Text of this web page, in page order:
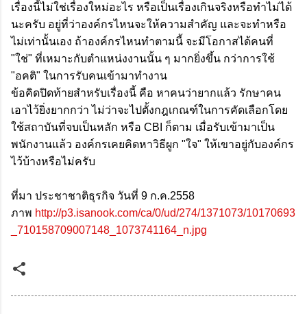
เรื่องนี้ไม่ใช่เรื่องใหม่อะไร หรือเป็นเรื่องเกินจริงหรือทำไม่ได้
นะครับ อยู่ที่ว่าองค์กรไหนจะให้ความสำคัญ และจะทำหรือ
ไม่เท่านั้นเอง ถ้าองค์กรไหนทำตามนี้ จะมีโอกาสได้คนที่
"ใช่" ที่เหมาะกับตำแหน่งงานนั้น ๆ มากยิ่งขึ้น กว่าการใช้
"อคติ" ในการรับคนเข้ามาทำงาน
ข้อคิดปิดท้ายสำหรับเรื่องนี้ คือ หาคนว่ายากแล้ว รักษาคน
เอาไว้ยิ่งยากกว่า ไม่ว่าจะไปตั้งกฎเกณฑ์ในการคัดเลือกโดย
ใช้สถาบันที่จบเป็นหลัก หรือ CBI ก็ตาม เมื่อรับเข้ามาเป็น
พนักงานแล้ว องค์กรเคยคิดหาวิธีผูก "ใจ" ให้เขาอยู่กับองค์กร
ไว้บ้างหรือไม่ครับ
ที่มา ประชาชาติธุรกิจ วันที่ 9 ก.ค.2558
ภาพ http://p3.isanook.com/ca/0/ud/274/1371073/10170693
_710158709007148_1073741164_n.jpg